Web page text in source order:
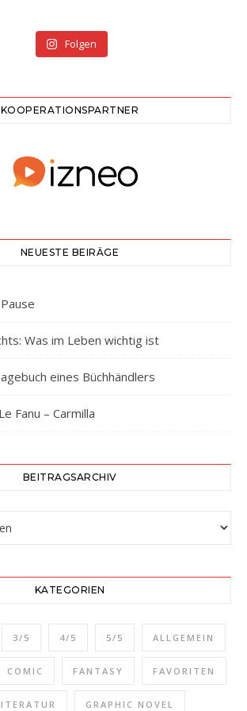
Folgen
KOOPERATIONSPARTNER
NEUESTE BEIRÄGE
Was im Leben wichtig ist
eines Büchhändlers
Fanu – Carmilla
BEITRAGSARCHIV
KATEGORIEN
3/5 4/5 5/5 ALLGEMEIN
COMIC FANTASY FAVORITEN
GRAPHIC NOVEL